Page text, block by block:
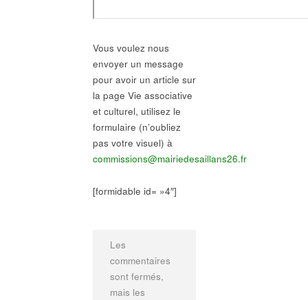
Vous voulez nous
envoyer un message
pour avoir un article sur
la page Vie associative
et culturel, utilisez le
formulaire (n’oubliez
pas votre visuel) à
commissions@mairiedesaillans26.fr
[formidable id= »4″]
Les
commentaires
sont fermés,
mais les